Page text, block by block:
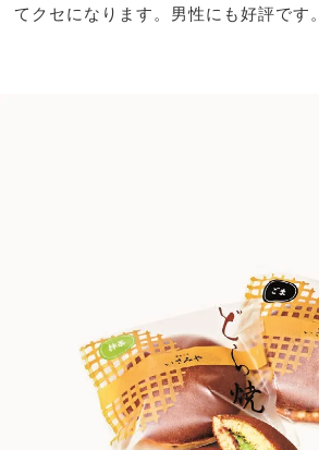
てクセになります。男性にも好評です。